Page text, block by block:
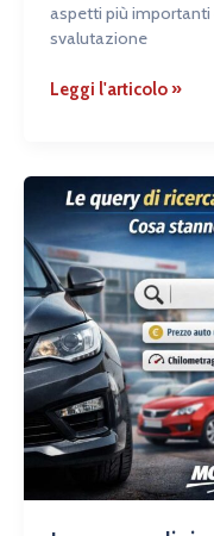
aspetti più importanti
svalutazione
Leggi l'articolo »
Le
query
ricerca
più
popolari
collegabili
alle
auto
usate:
cosa
stanno
cercando